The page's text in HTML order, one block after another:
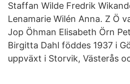
Staffan Wilde Fredrik
Lenamarie Wilén Anna. Z Ö
Jop Öhman Elisabeth Örn
Birgitta Dahl föddes 1937 i
uppväxt i Storvik, Västerås